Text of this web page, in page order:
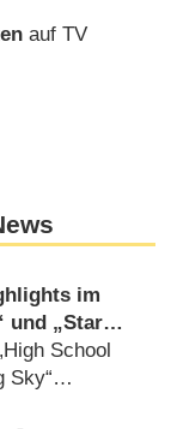
auf TV
im
und „Star
School
Sky“